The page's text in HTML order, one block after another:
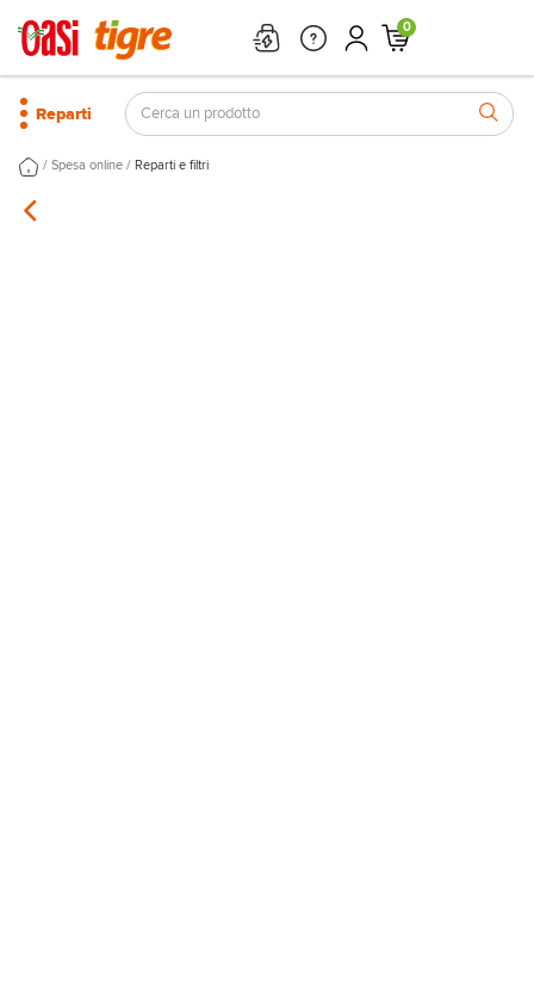
0
Reparti
/ Spesa online / Reparti e filtri